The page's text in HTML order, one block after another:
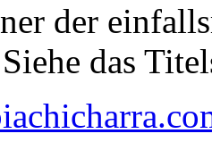
der
das